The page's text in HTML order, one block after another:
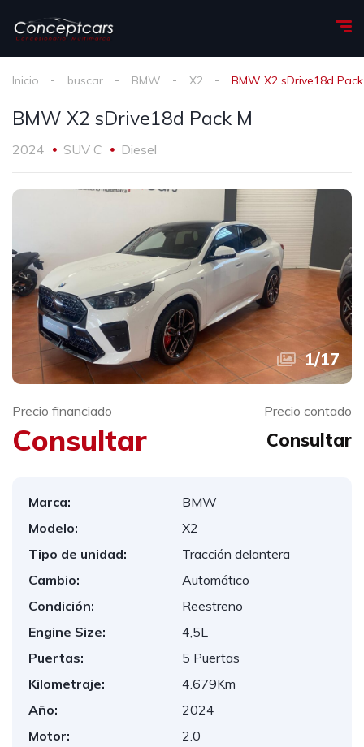
Inicio buscar BMW X2 BMW X2 sDrive18d
BMW X2 sDrive18d Pack M
2024 SUV C Diesel
1/17
Precio financiado
Consultar
Precio contado
Consultar
Marca:
BMW
Modelo:
X2
Tipo de unidad:
Tracción delantera
Cambio:
Automático
Condición:
Reestreno
Engine Size:
4,5L
Puertas:
5 Puertas
Kilometraje:
4.679Km
Año:
2024
Motor:
2.0